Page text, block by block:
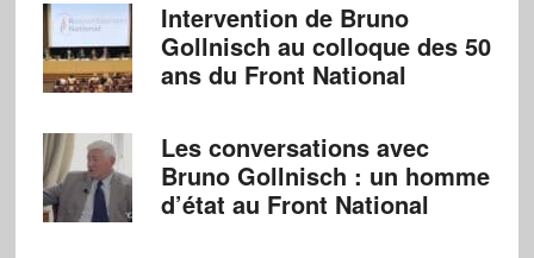
Intervention de Bruno
Gollnisch au colloque des 50
ans du Front National
Les conversations avec
Bruno Gollnisch : un homme
d’état au Front National